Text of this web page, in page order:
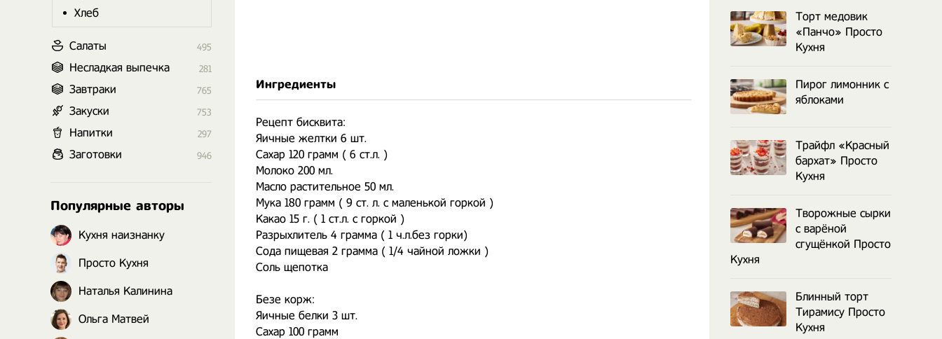
Ингредиенты
Рецепт бисквита:
Яичные желтки 6 шт.
Сахар 120 грамм ( 6 ст.л. )
Молоко 200 мл.
Масло растительное 50 мл.
Мука 180 грамм ( 9 ст. л. с маленькой горкой )
Какао 15 г. ( 1 ст.л. с горкой )
Разрыхлитель 4 грамма ( 1 ч.л.без горки)
Сода пищевая 2 грамма ( 1/4 чайной ложки )
Соль щепотка
Безе корж:
Яичные белки 3 шт.
Сахар 100 грамм
Хлеб
Салаты 495
Несладкая выпечка 281
Завтраки 765
Закуски 753
Напитки 297
Заготовки 946
Популярные авторы
Кухня наизнанку
Просто Кухня
Наталья Калинина
Ольга Матвей
Торт медовик
«Панчо» Просто
Кухня
Пирог лимонник с
яблоками
Трайфл «Красный
бархат» Просто
Кухня
Творожные сырки
с варёной
сгущёнкой Просто
Кухня
Блинный торт
Тирамису Просто
Кухня